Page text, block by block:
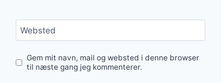
Websted
Gem mit navn, mail og websted i denne browser
til næste gang jeg kommenterer.